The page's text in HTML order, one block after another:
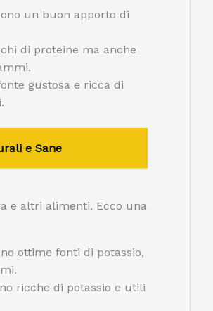
un buon apporto di
di proteine ma anche
gustosa e ricca di
e Sane
e altri alimenti. Ecco una
ottime fonti di potassio,
ricche di potassio e utili